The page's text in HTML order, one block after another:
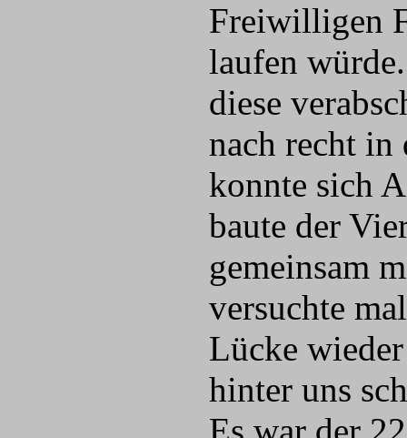
Freiwilligen
laufen
diese
nach recht in
konnte sich
baute der
gemeinsam
versuchte
Lücke
hinter uns